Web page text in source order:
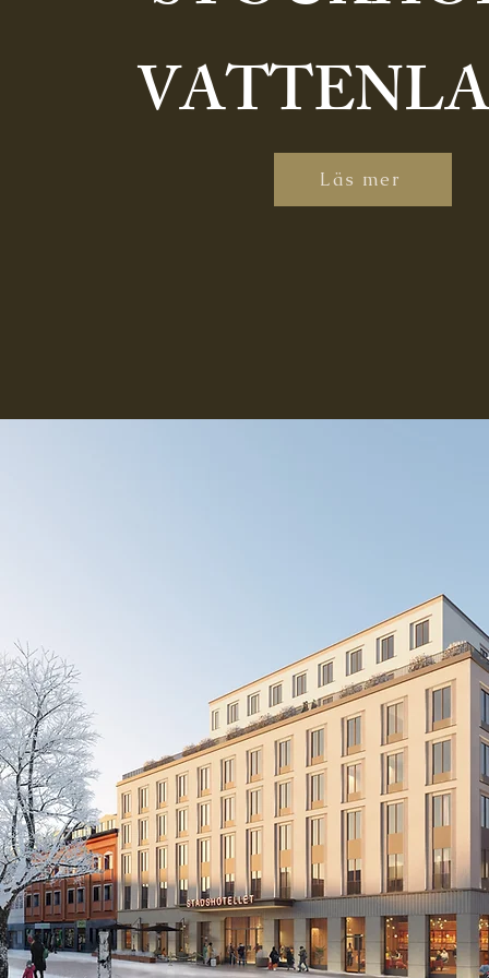
Läs mer